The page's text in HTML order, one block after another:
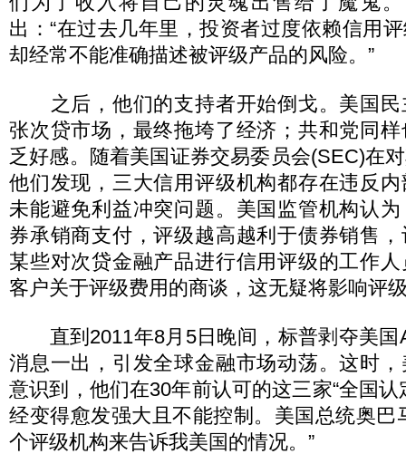
出：“在过去几年里，投资者过度依赖信用
却经常不能准确描述被评级产品的风险。”
之后，他们的支持者开始倒戈。美国民
张次贷市场，最终拖垮了经济；共和党同
乏好感。随着美国证券交易委员会(SEC)在
他们发现，三大信用评级机构都存在违反
未能避免利益冲突问题。美国监管机构认
券承销商支付，评级越高越利于债券销售
某些对次贷金融产品进行信用评级的工作
客户关于评级费用的商谈，这无疑将影响评
直到2011年8月5日晚间，标普剥夺美国
消息一出，引发全球金融市场动荡。这时
意识到，他们在30年前认可的这三家“全国认
经变得愈发强大且不能控制。美国总统奥巴
个评级机构来告诉我美国的情况。”